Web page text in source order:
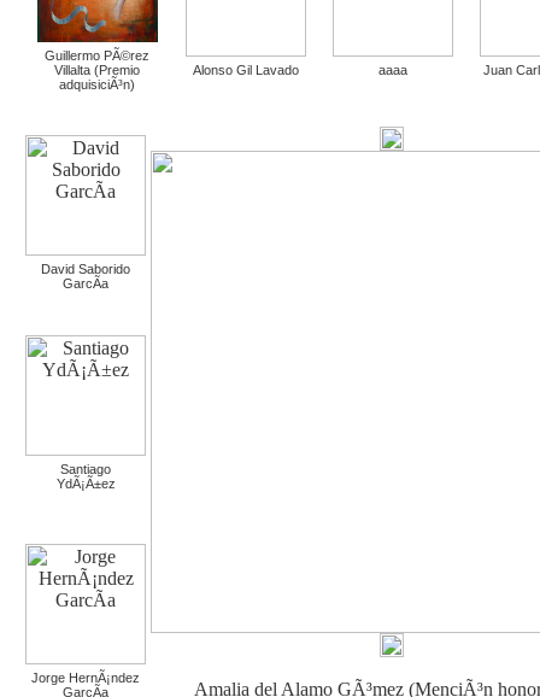
Guillermo PÃ©rez
Villalta (Premio
adquisiciÃ³n)
Alonso Gil Lavado aaaa Juan
David Saborido
GarcÃ­a
Amalia del Alamo GÃ³mez (MenciÃ³n
Santiago
YdÃ¡Ã±ez
Jorge HernÃ¡ndez
GarcÃ­a